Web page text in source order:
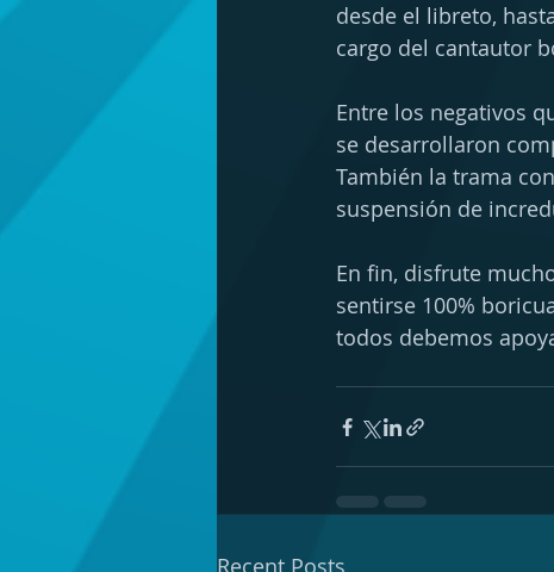
desde el libreto,
cargo del cantautor
Entre los negativos
se desarrollaron
También la trama
suspensión de
En fin, disfrute
sentirse 100%
todos debemos
Recent Posts